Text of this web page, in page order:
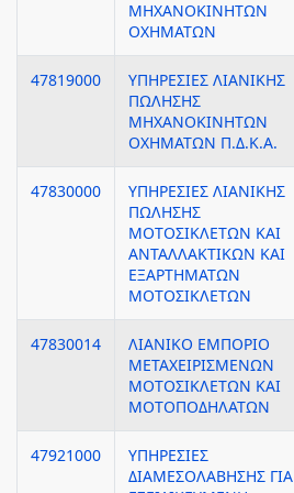
ΜΗΧΑΝΟΚΙΝΗΤΩΝ
ΟΧΗΜΑΤΩΝ
47819000
ΥΠΗΡΕΣΙΕΣ ΛΙΑΝΙΚΗΣ
ΠΩΛΗΣΗΣ
ΜΗΧΑΝΟΚΙΝΗΤΩΝ
ΟΧΗΜΑΤΩΝ Π.Δ.Κ.Α.
47830000
ΥΠΗΡΕΣΙΕΣ ΛΙΑΝΙΚΗΣ
ΠΩΛΗΣΗΣ
ΜΟΤΟΣΙΚΛΕΤΩΝ ΚΑΙ
ΑΝΤΑΛΛΑΚΤΙΚΩΝ ΚΑΙ
ΕΞΑΡΤΗΜΑΤΩΝ
ΜΟΤΟΣΙΚΛΕΤΩΝ
47830014
ΛΙΑΝΙΚΟ ΕΜΠΟΡΙΟ
ΜΕΤΑΧΕΙΡΙΣΜΕΝΩΝ
ΜΟΤΟΣΙΚΛΕΤΩΝ ΚΑΙ
ΜΟΤΟΠΟΔΗΛΑΤΩΝ
47921000
ΥΠΗΡΕΣΙΕΣ
ΔΙΑΜΕΣΟΛΑΒΗΣΗΣ ΓΙΑ